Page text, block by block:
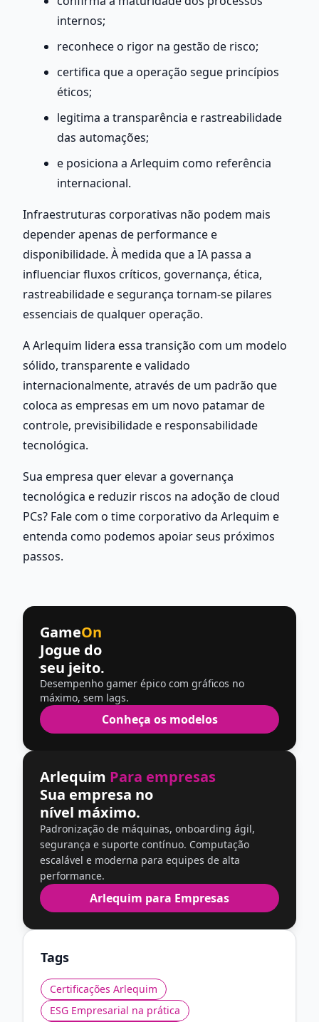
internos;
reconhece o rigor na gestão de risco;
certifica que a operação segue princípios
éticos;
legitima a transparência e rastreabilidade
das automações;
e posiciona a Arlequim como referência
internacional.
Infraestruturas corporativas não podem mais
depender apenas de performance e
disponibilidade. À medida que a IA passa a
influenciar fluxos críticos, governança, ética,
rastreabilidade e segurança tornam-se pilares
essenciais de qualquer operação.
A Arlequim lidera essa transição com um modelo
sólido, transparente e validado
internacionalmente, através de um padrão que
coloca as empresas em um novo patamar de
controle, previsibilidade e responsabilidade
tecnológica.
Sua empresa quer elevar a governança
tecnológica e reduzir riscos na adoção de cloud
PCs? Fale com o time corporativo da Arlequim e
entenda como podemos apoiar seus próximos
passos.
GameOn
Jogue do
seu jeito.
Desempenho gamer épico com gráficos no
máximo, sem lags.
Conheça os modelos
Arlequim Para empresas
Sua empresa no
nível máximo.
Padronização de máquinas, onboarding ágil,
segurança e suporte contínuo. Computação
escalável e moderna para equipes de alta
performance.
Arlequim para Empresas
Tags
Certificações Arlequim
ESG Empresarial na prática